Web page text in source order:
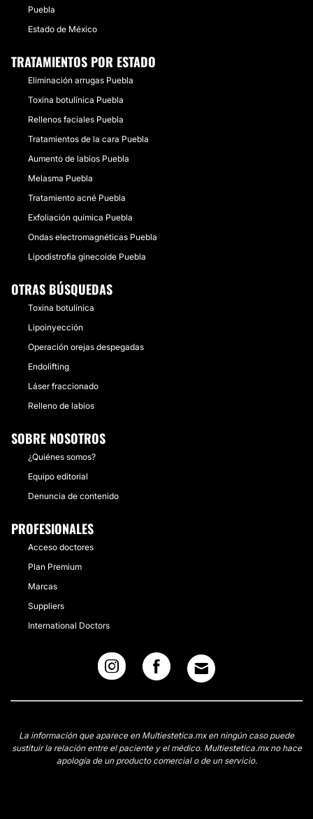
Puebla
Estado de México
TRATAMIENTOS POR ESTADO
Eliminación arrugas Puebla
Toxina botulínica Puebla
Rellenos faciales Puebla
Tratamientos de la cara Puebla
Aumento de labios Puebla
Melasma Puebla
Tratamiento acné Puebla
Exfoliación química Puebla
Ondas electromagnéticas Puebla
Lipodistrofia ginecoide Puebla
OTRAS BÚSQUEDAS
Toxina botulínica
Lipoinyección
Operación orejas despegadas
Endolifting
Láser fraccionado
Relleno de labios
SOBRE NOSOTROS
¿Quiénes somos?
Equipo editorial
Denuncia de contenido
PROFESIONALES
Acceso doctores
Plan Premium
Marcas
Suppliers
International Doctors
La información que aparece en Multiestetica.mx en ningún caso puede
sustituir la relación entre el paciente y el médico. Multiestetica.mx no hace
apología de un producto comercial o de un servicio.